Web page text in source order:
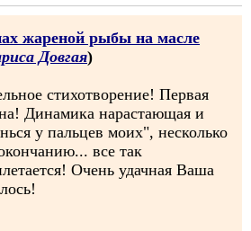
жареной рыбы на масле
Довгая)
стихотворение! Первая
Динамика нарастающая и
у пальцев моих", несколько
все так
Очень удачная Ваша